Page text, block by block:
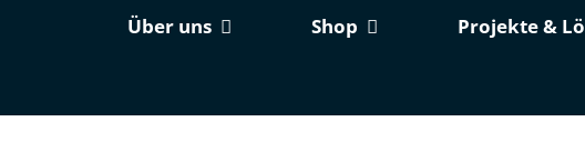
Über uns Shop Projekte &